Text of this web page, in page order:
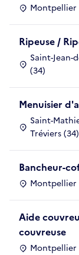
Montpellier
Ripeuse /
Saint-Jean-
(34)
Menuisier
Saint-
Tréviers (34)
Bancheur-
Montpellier
Aide
couvreuse
Montpellier